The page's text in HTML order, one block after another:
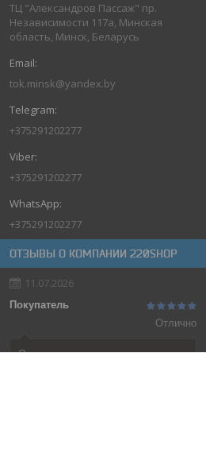
ТЦ "Александров Пассаж" пр.
Независимости 117а, Минская
область, Минск, Беларусь
tok.minsk@yandex.by
+375291202277
+375291202277
+375291202277
ОТЗЫВЫ О КОМПАНИИ 220SHOP
11.07.2026
Покупатель
Отлично
Оригинальные товары автоматов